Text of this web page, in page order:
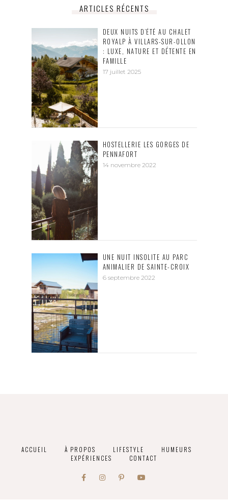
ARTICLES RÉCENTS
DEUX NUITS D’ÉTÉ AU CHALET
ROYALP À VILLARS-SUR-OLLON
: LUXE, NATURE ET DÉTENTE EN
FAMILLE
17 juillet 2025
HOSTELLERIE LES GORGES DE
PENNAFORT
14 novembre 2022
UNE NUIT INSOLITE AU PARC
ANIMALIER DE SAINTE-CROIX
6 septembre 2022
ACCUEIL À PROPOS LIFESTYLE
HUMEURS
EXPÉRIENCES
CONTACT